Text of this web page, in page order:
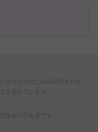
を行う会社にのみ許可される
を受けています。
協会の正会員です。